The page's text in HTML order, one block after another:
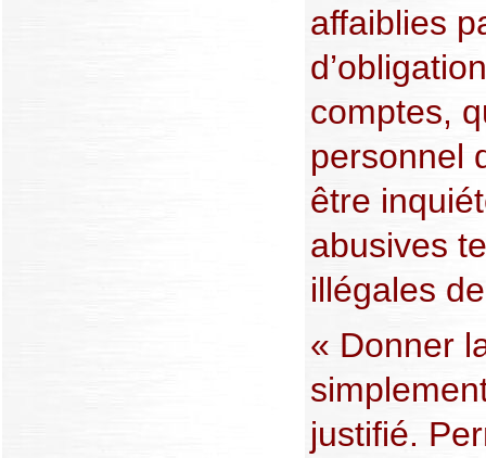
affaiblies
comptes,
personnel
être
abusives
illégales
« Donner
justifié.